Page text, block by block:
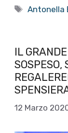
Tag
Antonella
IL
SOSPESO,
12 Marzo